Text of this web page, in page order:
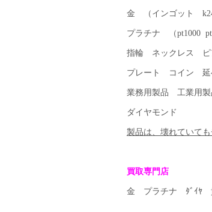
金 （インゴット
プラチナ （pt1000
指輪 ネックレス
プレート コイン
業務用製品 工業用製
ダイヤモンド
製品は、壊れていて
買取専門店
金 プラチナ ﾀﾞｲﾔ